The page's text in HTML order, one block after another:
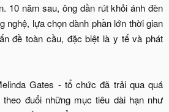
10 năm sau, ông dần rút khỏi ánh đèn
nghệ, lựa chọn dành phần lớn thời gian
đề toàn cầu, đặc biệt là y tế và phát
Gates - tổ chức đã trải qua quá
đuổi những mục tiêu dài hạn như